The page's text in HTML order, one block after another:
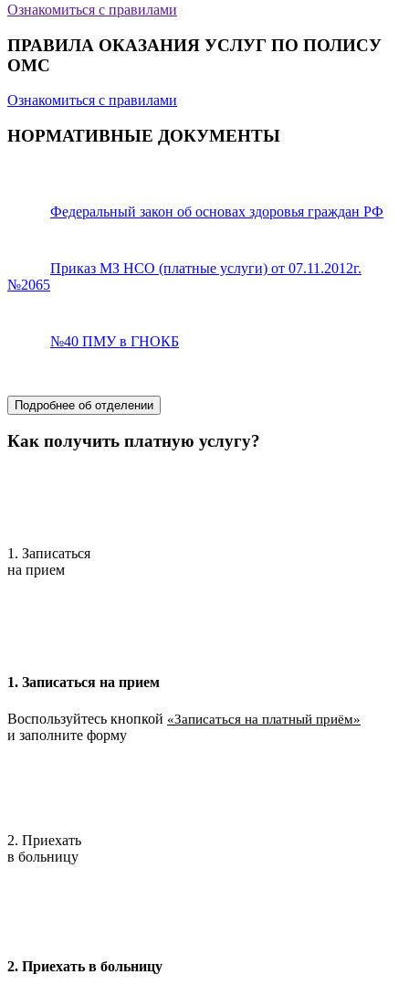
Ознакомиться с правилами
ПРАВИЛА ОКАЗАНИЯ УСЛУГ ПО ПОЛИСУ
ОМС
Ознакомиться с правилами
НОРМАТИВНЫЕ ДОКУМЕНТЫ
Федеральный закон об основах здоровья граждан РФ
Приказ МЗ НСО (платные услуги) от 07.11.2012г.
№2065
№40 ПМУ в ГНОКБ
Подробнее об отделении
Как получить платную услугу?
1. Записаться
на прием
1. Записаться на прием
Воспользуйтесь кнопкой «Записаться на платный приём»
и заполните форму
2. Приехать
в больницу
2. Приехать в больницу